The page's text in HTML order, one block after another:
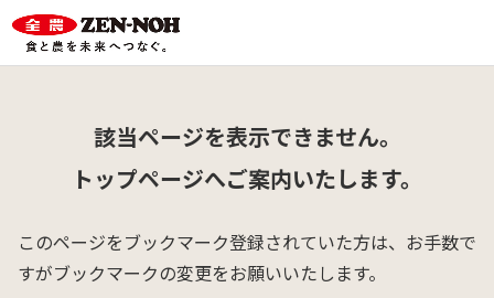
該当ページを表示できません。
トップページへご案内いたします。
このページをブックマーク登録されていた方は、 お手数で
すがブックマークの変更をお願いいたします。